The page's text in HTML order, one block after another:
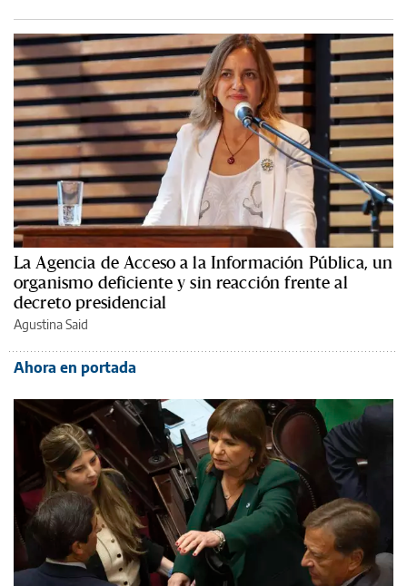
La Agencia de Acceso a la Información Pública, un
organismo deficiente y sin reacción frente al
decreto presidencial
Agustina Said
Ahora en portada